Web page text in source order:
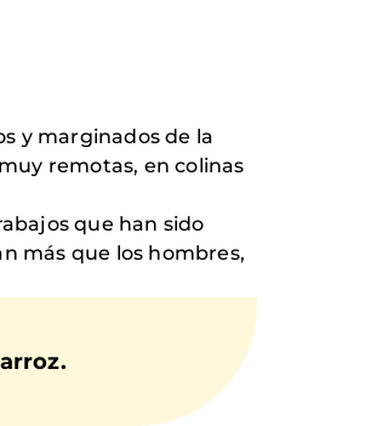
y marginados de la
remotas, en colinas
que han sido
más que los hombres,